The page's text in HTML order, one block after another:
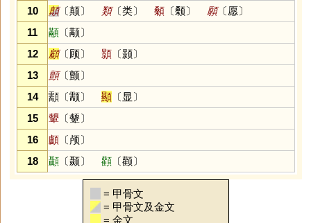
10
顛〔颠〕 類〔类〕 顙 〔颡〕 願〔愿〕
11
顢 〔颟〕
12
顧〔顾〕 顥 〔颢〕
13
顫〔颤〕
14
顬〔颥〕 顯 〔显〕
15
顰 〔颦〕
16
顱 〔颅〕
18
顳 〔颞〕 顴 〔颧〕
= 甲骨文
= 甲骨文及金文
= 金文